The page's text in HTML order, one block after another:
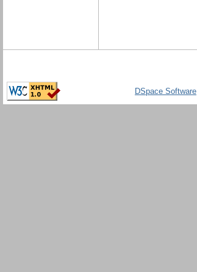
DSpace Software